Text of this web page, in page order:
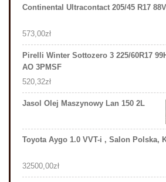
Continental Ultracontact 205/45 R17
573,00zł
Pirelli Winter Sottozero 3 225/60R17
AO 3PMSF
520,32zł
Jasol Olej Maszynowy Lan 150 2L
Toyota Aygo 1.0 VVT-i , Salon Polska,
32500,00zł